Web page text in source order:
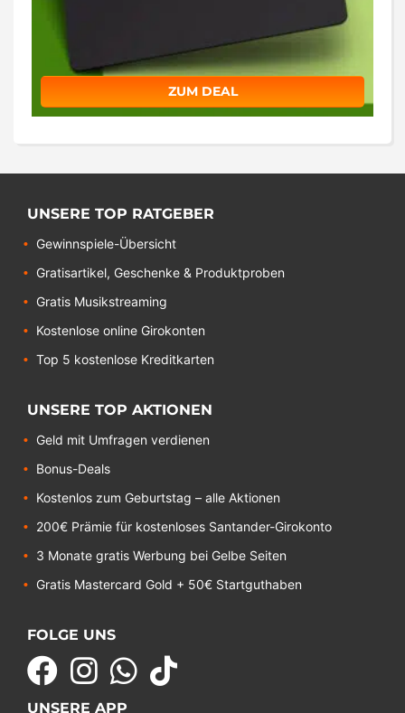
ZUM DEAL
UNSERE TOP RATGEBER
Gewinnspiele-Übersicht
Gratisartikel, Geschenke & Produktproben
Gratis Musikstreaming
Kostenlose online Girokonten
Top 5 kostenlose Kreditkarten
UNSERE TOP AKTIONEN
Geld mit Umfragen verdienen
Bonus-Deals
Kostenlos zum Geburtstag – alle Aktionen
200€ Prämie für kostenloses Santander-Girokonto
3 Monate gratis Werbung bei Gelbe Seiten
Gratis Mastercard Gold + 50€ Startguthaben
FOLGE UNS
UNSERE APP